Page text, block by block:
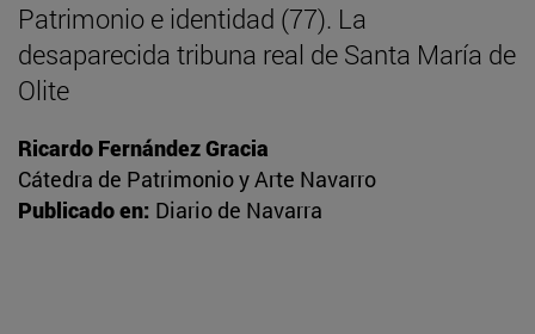
Patrimonio e identidad (77). La
desaparecida tribuna real de Santa María de
Olite
Ricardo Fernández Gracia
Cátedra de Patrimonio y Arte Navarro
Publicado en: Diario de Navarra